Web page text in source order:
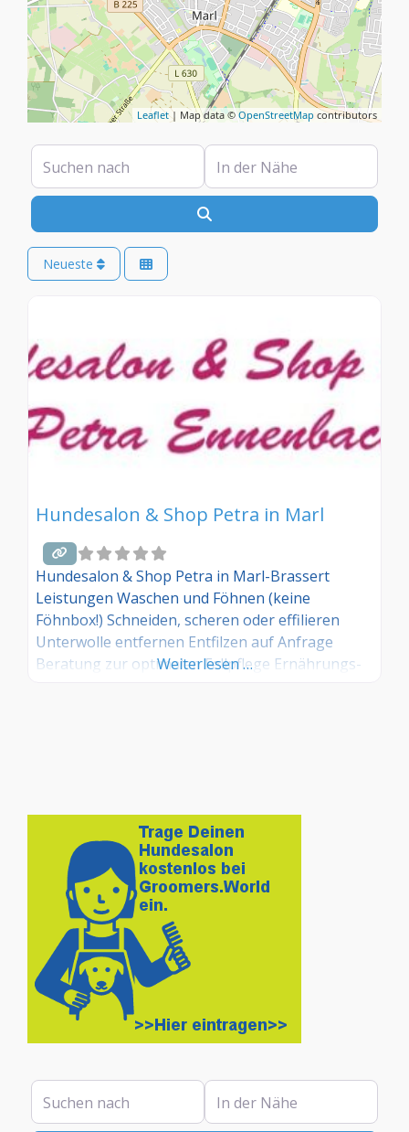
Leaflet| Map data ©OpenStreetMap contributors
Suchen nach In der Nähe
Neueste
Hundesalon & Shop Petra in Marl
Hundesalon & Shop Petra in Marl-Brassert
Leistungen Waschen und Föhnen (keine
Föhnbox!) Schneiden, scheren oder effilieren
Unterwolle entfernen Entfilzen auf Anfrage
Beratung zur optimalen Fellpflege Ernährungs-
Katzenhaltern hochwertigste Pflegeprodukte, die
speziell
Weiterlesen …
Suchen nach In der Nähe